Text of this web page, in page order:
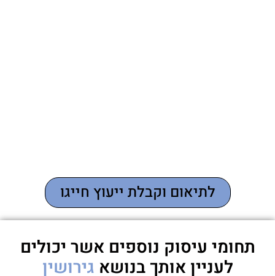
לתיאום וקבלת ייעוץ חייגו
תחומי עיסוק נוספים אשר יכולים
לעניין אותך בנושא גירושין